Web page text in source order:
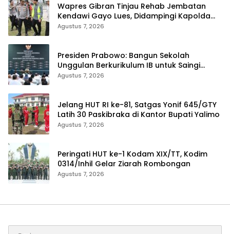
Wapres Gibran Tinjau Rehab Jembatan
Kendawi Gayo Lues, Didampingi Kapolda
Aceh
Agustus 7, 2026
Presiden Prabowo: Bangun Sekolah
Unggulan Berkurikulum IB untuk Saingi
Dunia
Agustus 7, 2026
Jelang HUT RI ke-81, Satgas Yonif 645/GTY
Latih 30 Paskibraka di Kantor Bupati Yalimo
Agustus 7, 2026
Peringati HUT ke-1 Kodam XIX/TT, Kodim
0314/Inhil Gelar Ziarah Rombongan
Agustus 7, 2026